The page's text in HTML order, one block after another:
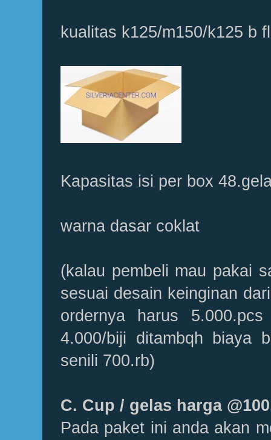
kualitas k125/m150/k125 b
Kapasitas isi per box
warna dasar coklat
(kalau pembeli mau pakai
sesuai desain keinginan
ordernya harus
4.000/biji ditambqh biaya
senili 700.rb)
C. Cup / gelas harga
Pada paket ini anda akan